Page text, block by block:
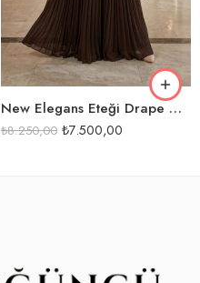
New Elegans Eteği Drape Detaylı Abiye Elbise-2531
₺8.250,00 ₺7.500,00
LACİ
SİYAH